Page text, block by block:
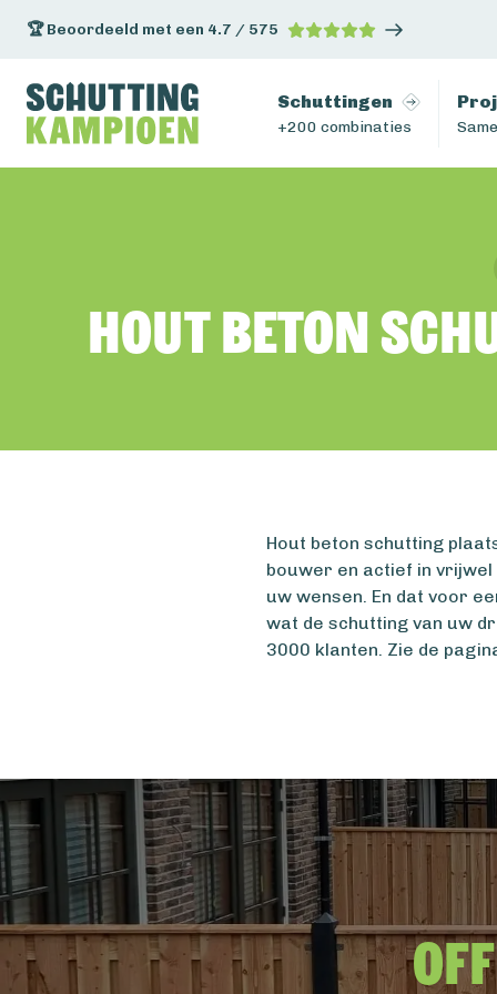
🏆 Beoordeeld met een 4.7 / 575
Schuttingen
+200 combinaties
Hout beton
Hout beton schutting
bouwer en actief in vrijwel
uw wensen. En dat voor
wat de schutting van uw
3000 klanten. Zie de